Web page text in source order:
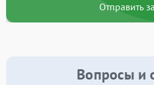
Отправить
Вопросы и